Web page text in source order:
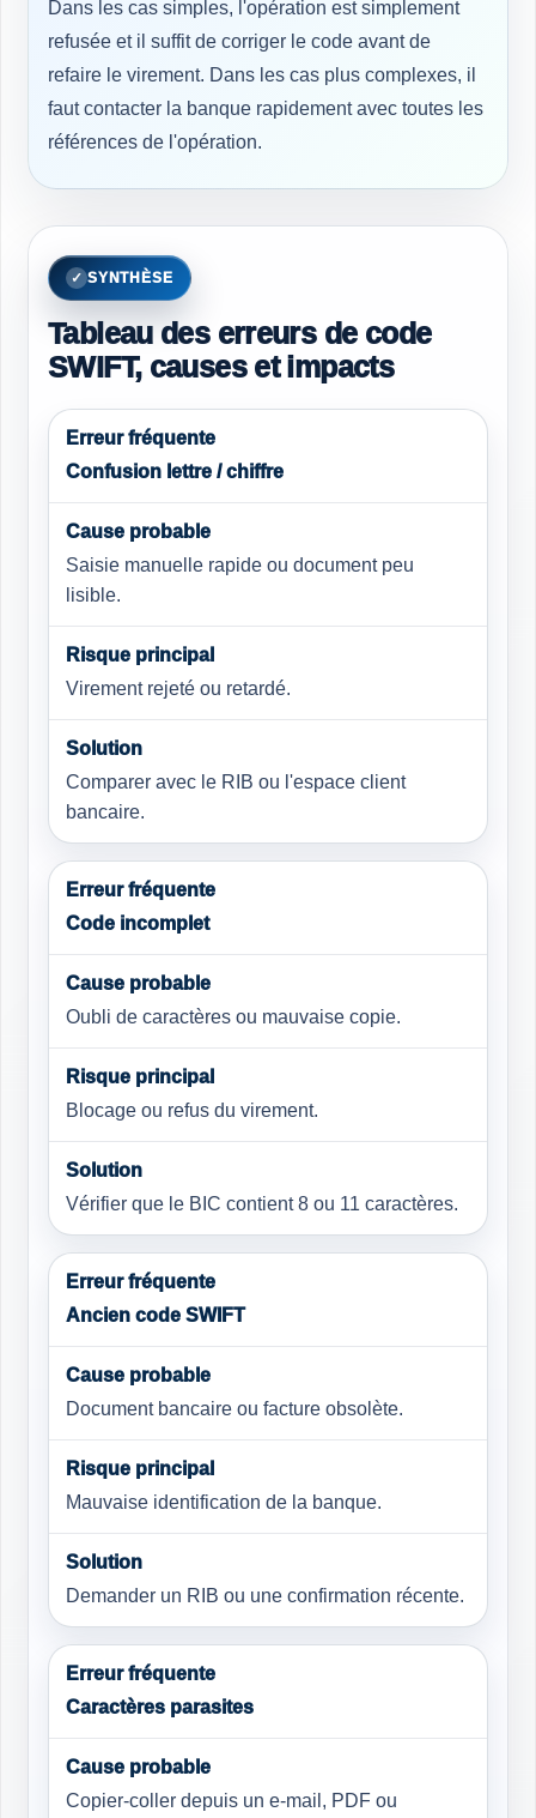
Dans les cas simples, l'opération est simplement
refusée et il suffit de corriger le code avant de
refaire le virement. Dans les cas plus complexes, il
faut contacter la banque rapidement avec toutes les
références de l'opération.
SYNTHÈSE
Tableau des erreurs de code
SWIFT, causes et impacts
Confusion lettre / chiffre
Saisie manuelle rapide ou document peu
lisible.
Virement rejeté ou retardé.
Comparer avec le RIB ou l'espace client
bancaire.
Code incomplet
Oubli de caractères ou mauvaise copie.
Blocage ou refus du virement.
Vérifier que le BIC contient 8 ou 11 caractères.
Ancien code SWIFT
Document bancaire ou facture obsolète.
Mauvaise identification de la banque.
Demander un RIB ou une confirmation récente.
Caractères parasites
Copier-coller depuis un e-mail, PDF ou